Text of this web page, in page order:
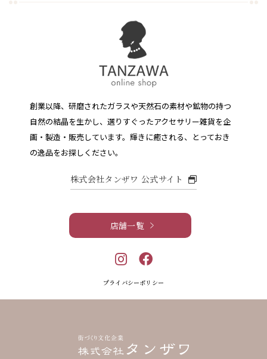
創業以降、研磨されたガラスや天然石の素材や鉱物の持つ
自然の結晶を生かし、選りすぐったアクセサリー雑貨を企
画・製造・販売しています。 輝きに癒される、とっておき
の逸品をお探しください。
株式会社タンザワ 公式サイト
店舗一覧
プライバシーポリシー